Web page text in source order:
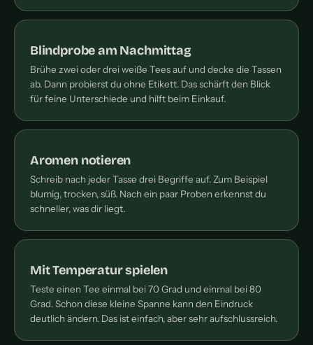
Blindprobe am Nachmittag
Brühe zwei oder drei weiße Tees auf und decke die Tassen
ab. Dann probierst du ohne Etikett. Das schärft den Blick
für feine Unterschiede und hilft beim Einkauf.
Aromen notieren
Schreib nach jeder Tasse drei Begriffe auf. Zum Beispiel
blumig, trocken, süß. Nach ein paar Proben erkennst du
schneller, was dir liegt.
Mit Temperatur spielen
Teste einen Tee einmal bei 70 Grad und einmal bei 80
Grad. Schon diese kleine Spanne kann den Eindruck
deutlich ändern. Das ist einfach, aber sehr aufschlussreich.